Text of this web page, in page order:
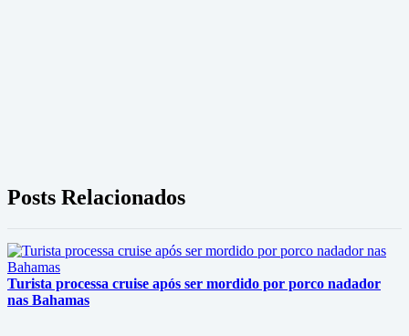
Posts Relacionados
Turista processa cruise após ser mordido por porco nadador
nas Bahamas